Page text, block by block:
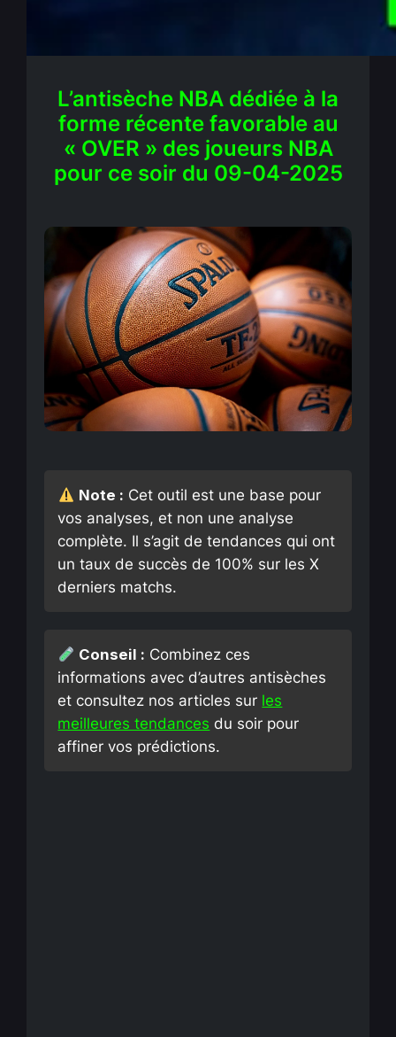
L’antisèche NBA dédiée à la
forme récente favorable au
« OVER » des joueurs NBA
pour ce soir du 09-04-2025
Note : Cet outil est une base pour
vos analyses, et non une analyse
complète. Il s’agit de tendances qui ont
un taux de succès de 100% sur les X
derniers matchs.
Conseil : Combinez ces
informations avec d’autres antisèches
et consultez nos articles sur les
meilleures tendances du soir pour
affiner vos prédictions.